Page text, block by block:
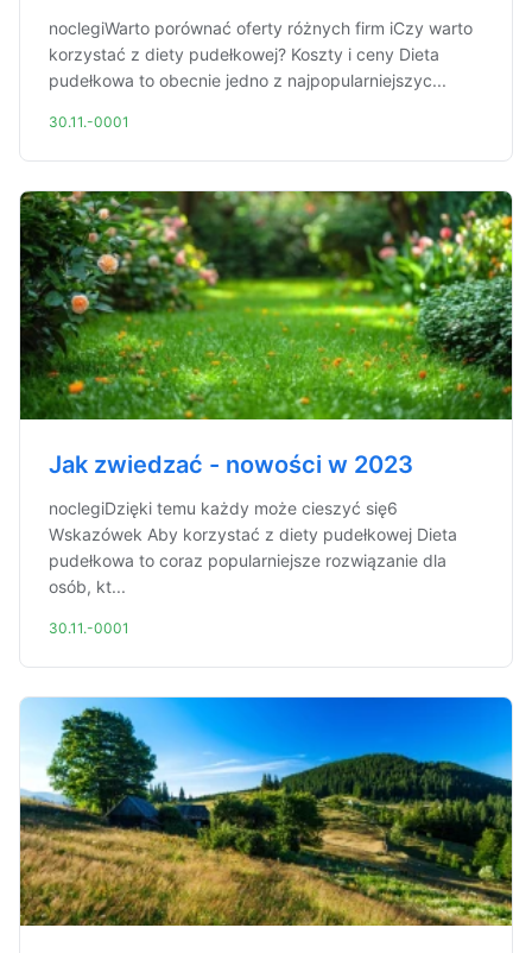
noclegiWarto porównać oferty różnych firm iCzy warto
korzystać z diety pudełkowej? Koszty i ceny Dieta
pudełkowa to obecnie jedno z najpopularniejszyc...
30.11.-0001
Jak zwiedzać - nowości w 2023
noclegiDzięki temu każdy może cieszyć się6
Wskazówek Aby korzystać z diety pudełkowej Dieta
pudełkowa to coraz popularniejsze rozwiązanie dla
osób, kt...
30.11.-0001